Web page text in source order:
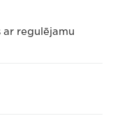
ar regulējamu